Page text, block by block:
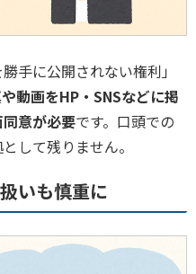
手に公開されない権利」
動画をHP・SNSなどに掲
意が必要です。口頭での
して残りません。
いも慎重に